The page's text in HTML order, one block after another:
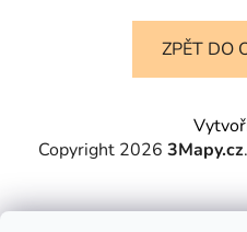
ZPĚT DO
a
Copyright 2026 3Mapy.cz